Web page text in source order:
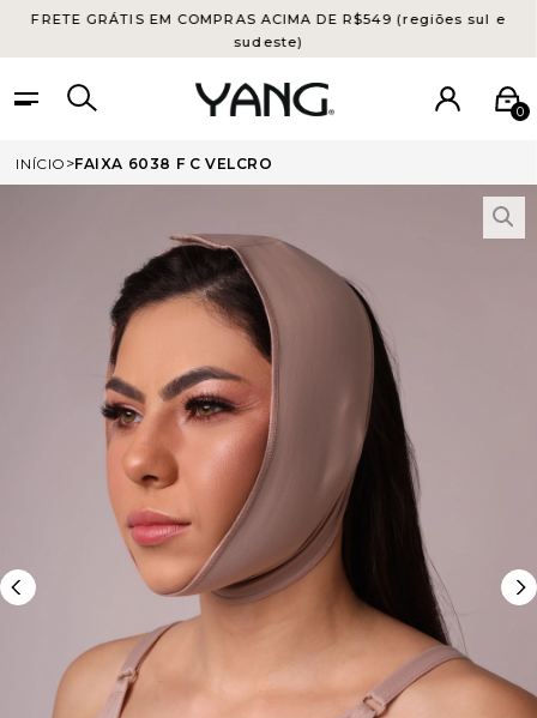
FRETE GRÁTIS EM COMPRAS ACIMA DE R$549 (regiões sul e
sudeste)
0
INÍCIO FAIXA 6038 F C VELCRO